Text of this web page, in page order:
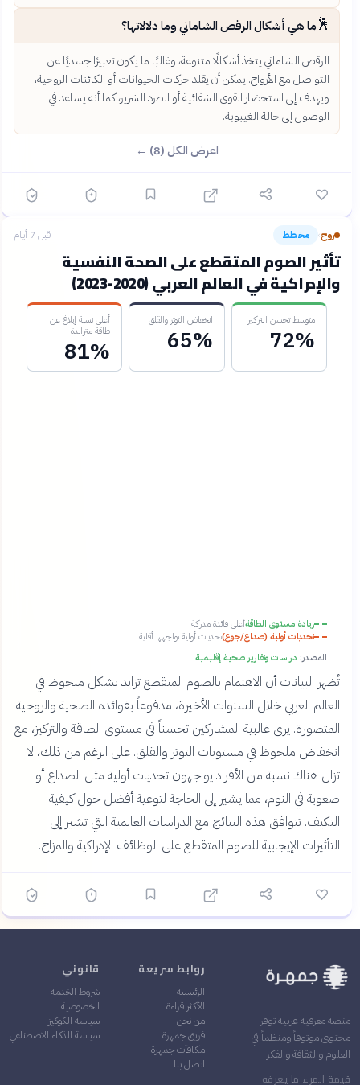
🕺ما هي أشكال الرقص الشاماني وما دلالاتها؟
الرقص الشاماني يتخذ أشكالًا متنوعة، وغالبًا ما يكون تعبيرًا جسديًا عن
التواصل مع الأرواح. يمكن أن يقلد حركات الحيوانات أو الكائنات الروحية،
ويهدف إلى استحضار القوى الشفائية أو الطرد الشرير، كما أنه يساعد في
الوصول إلى حالة الغيبوبة.
اعرض الكل (8) ←
روح› مخطط قبل 7 أيام
تأثير الصوم المتقطع على الصحة النفسية
والإدراكية في العالم العربي (2020-2023)
متوسط تحسن التركيز
72%
انخفاض التوتر والقلق
65%
أعلى نسبة إبلاغ عن
طاقة متزايدة
81%
زيادة مستوى الطاقةأعلى فائدة مدركة
تحديات أولية (صداع/جوع)تحديات أولية تواجهها أقلية
المصدر: دراسات وتقارير صحية إقليمية
تُظهر البيانات أن الاهتمام بالصوم المتقطع تزايد بشكل ملحوظ في
العالم العربي خلال السنوات الأخيرة، مدفوعاً بفوائده الصحية والروحية
المتصورة. يرى غالبية المشاركين تحسناً في مستوى الطاقة والتركيز، مع
انخفاض ملحوظ في مستويات التوتر والقلق. على الرغم من ذلك، لا
تزال هناك نسبة من الأفراد يواجهون تحديات أولية مثل الصداع أو
صعوبة في النوم، مما يشير إلى الحاجة لتوعية أفضل حول كيفية
التكيف. تتوافق هذه النتائج مع الدراسات العالمية التي تشير إلى
التأثيرات الإيجابية للصوم المتقطع على الوظائف الإدراكية والمزاج.
منصة معرفية عربية توفر
محتوى موثوقاً ومنظماً في
العلوم والثقافة والفكر
قيمة المرء ما يعرفه
روابط سريعة
الرئيسية
الأكثر قراءة
من نحن
فريق جمهرة
مكافآت جمهرة
اتصل بنا
قانوني
شروط الخدمة
الخصوصية
سياسة الكوكيز
سياسة الذكاء الاصطناعي